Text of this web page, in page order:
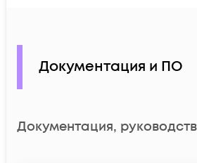
Документация и ПО
Документация,